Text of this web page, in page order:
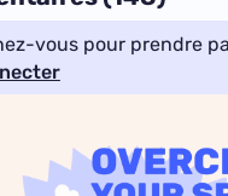
vous pour prendre